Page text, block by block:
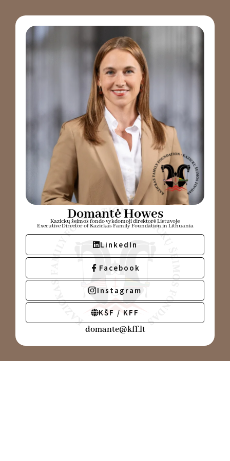
Domantė Howes
Kazickų šeimos fondo vykdomoji direktorė Lietuvoje
Executive Director of Kazickas Family Foundation in Lithuania
LinkedIn
Facebook
Instagram
KŠF / KFF
domante@kff.lt